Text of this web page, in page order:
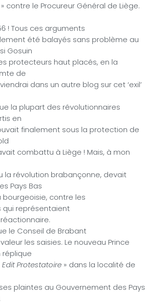
» contre le Procureur Général de Liège.
! Tous ces arguments
été balayés sans problème au
Gosuin
protecteurs haut placés, en la
de
dans un autre blog sur cet ‘exil’
la plupart des révolutionnaires
en
finalement sous la protection de
combattu à Liège ! Mais, à mon
la révolution brabançonne, devait
Pays Bas
bourgeoisie, contre les
qui représentaient
le Conseil de Brabant
les saisies. Le nouveau Prince
réplique
Edit Protestatoire » dans la localité de
plaintes au Gouvernement des Pays